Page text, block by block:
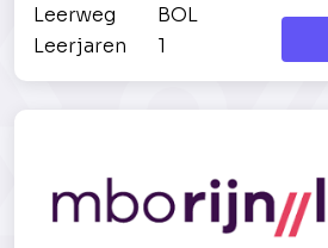
Leerweg
BOL
Leerjaren
1